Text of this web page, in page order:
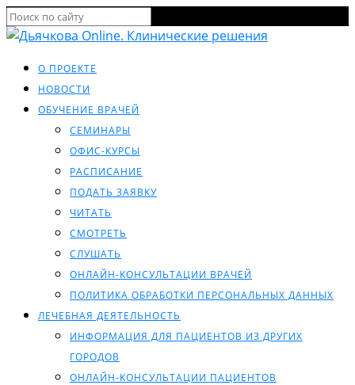
О ПРОЕКТЕ
НОВОСТИ
ОБУЧЕНИЕ ВРАЧЕЙ
СЕМИНАРЫ
ОФИС-КУРСЫ
РАСПИСАНИЕ
ПОДАТЬ ЗАЯВКУ
ЧИТАТЬ
СМОТРЕТЬ
СЛУШАТЬ
ОНЛАЙН-КОНСУЛЬТАЦИИ ВРАЧЕЙ
ПОЛИТИКА ОБРАБОТКИ ПЕРСОНАЛЬНЫХ ДАННЫХ
ЛЕЧЕБНАЯ ДЕЯТЕЛЬНОСТЬ
ИНФОРМАЦИЯ ДЛЯ ПАЦИЕНТОВ ИЗ ДРУГИХ
ГОРОДОВ
ОНЛАЙН-КОНСУЛЬТАЦИИ ПАЦИЕНТОВ